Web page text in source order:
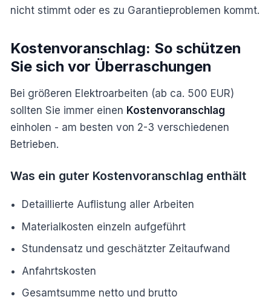
nicht stimmt oder es zu Garantieproblemen kommt.
Kostenvoranschlag: So schützen
Sie sich vor Überraschungen
Bei größeren Elektroarbeiten (ab ca. 500 EUR)
sollten Sie immer einen Kostenvoranschlag
einholen - am besten von 2-3 verschiedenen
Betrieben.
Was ein guter Kostenvoranschlag enthält
Detaillierte Auflistung aller Arbeiten
Materialkosten einzeln aufgeführt
Stundensatz und geschätzter Zeitaufwand
Anfahrtskosten
Gesamtsumme netto und brutto